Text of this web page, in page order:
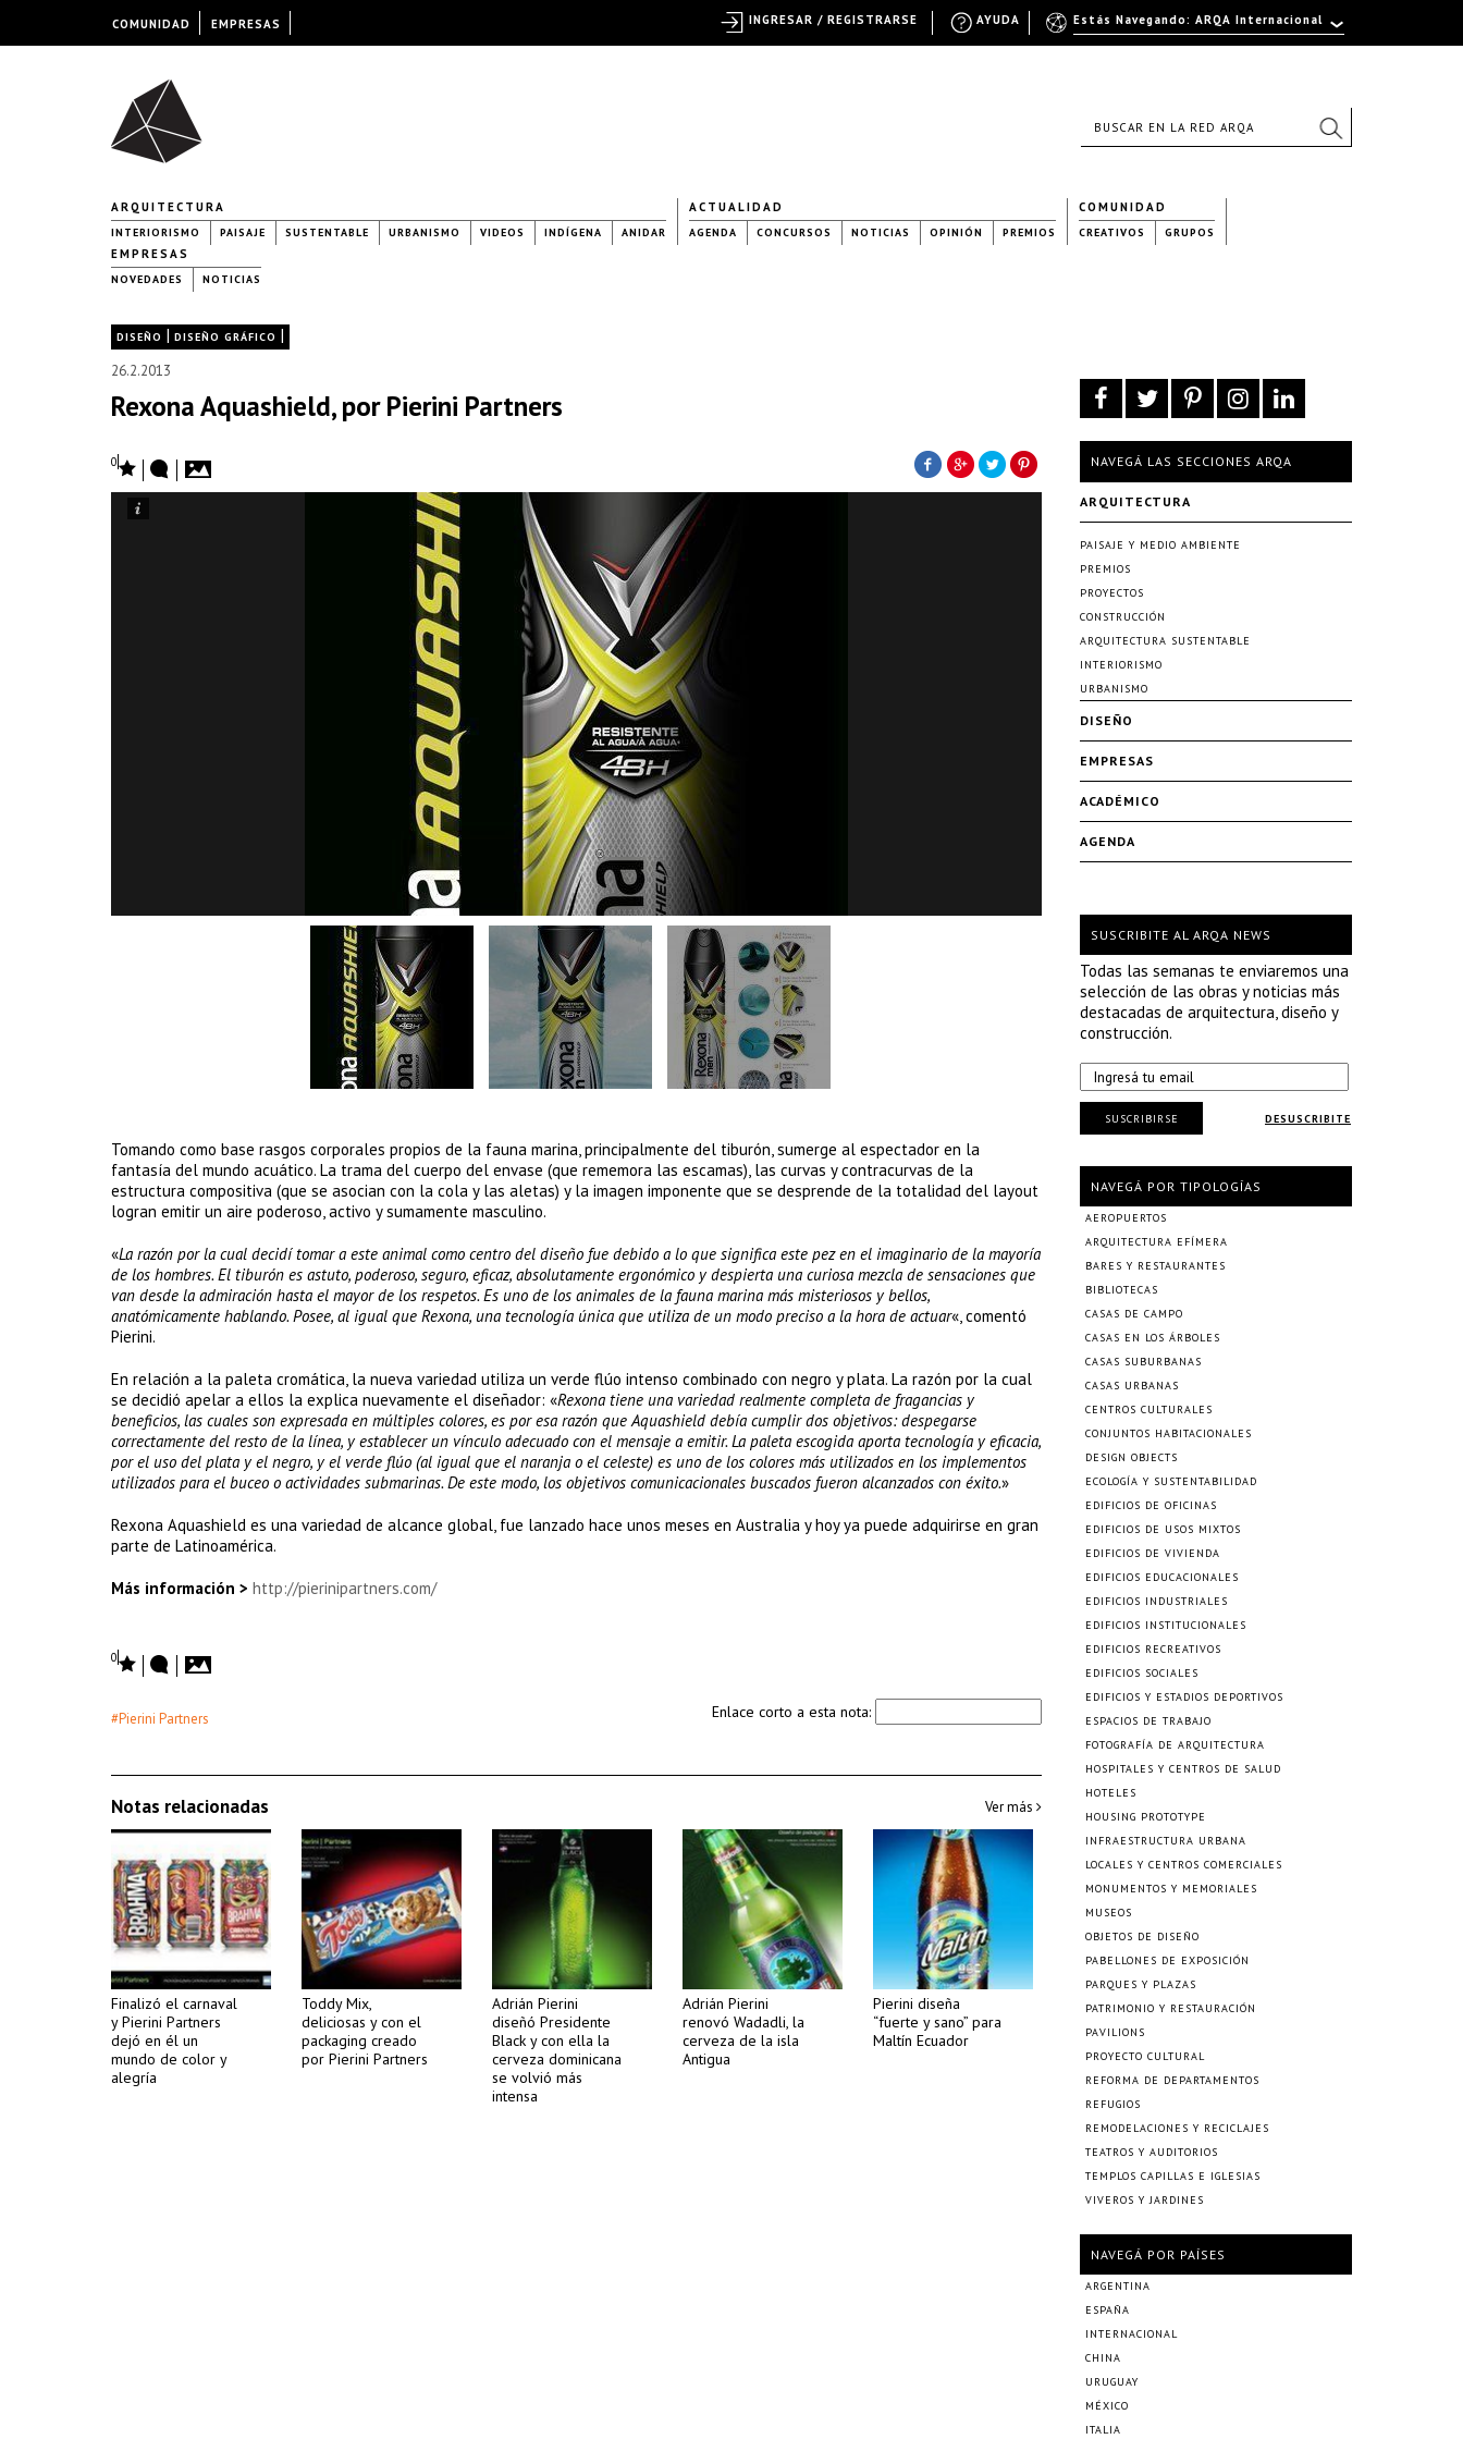
ARQUITECTURA
INTERIORISMO PAISAJE SUSTENTABLE URBANISMO VIDEOS INDÍGENA ANIDAR
ACTUALIDAD
AGENDA CONCURSOS NOTICIAS OPINIÓN PREMIOS
COMUNIDAD
CREATIVOS GRUPOS
EMPRESAS
NOVEDADES NOTICIAS
DISEÑO | DISEÑO GRÁFICO |
26.2.2013
Rexona Aquashield, por Pierini Partners
0
Tomando como base rasgos corporales propios de la fauna marina, principalmente del tiburón, sumerge al espectador en la
fantasía del mundo acuático. La trama del cuerpo del envase (que rememora las escamas), las curvas y contracurvas de la
estructura compositiva (que se asocian con la cola y las aletas) y la imagen imponente que se desprende de la totalidad del layout
logran emitir un aire poderoso, activo y sumamente masculino.
«La razón por la cual decidí tomar a este animal como centro del diseño fue debido a lo que significa este pez en el imaginario de la mayoría
de los hombres. El tiburón es astuto, poderoso, seguro, eficaz, absolutamente ergonómico y despierta una curiosa mezcla de sensaciones que
van desde la admiración hasta el mayor de los respetos. Es uno de los animales de la fauna marina más misteriosos y bellos,
anatómicamente hablando. Posee, al igual que Rexona, una tecnología única que utiliza de un modo preciso a la hora de actuar«, comentó
Pierini.
En relación a la paleta cromática, la nueva variedad utiliza un verde flúo intenso combinado con negro y plata. La razón por la cual
se decidió apelar a ellos la explica nuevamente el diseñador: «Rexona tiene una variedad realmente completa de fragancias y
beneficios, las cuales son expresada en múltiples colores, es por esa razón que Aquashield debía cumplir dos objetivos: despegarse
correctamente del resto de la línea, y establecer un vínculo adecuado con el mensaje a emitir. La paleta escogida aporta tecnología y eficacia,
por el uso del plata y el negro, y el verde flúo (al igual que el naranja o el celeste) es uno de los colores más utilizados en los implementos
utilizados para el buceo o actividades submarinas. De este modo, los objetivos comunicacionales buscados fueron alcanzados con éxito.»
Rexona Aquashield es una variedad de alcance global, fue lanzado hace unos meses en Australia y hoy ya puede adquirirse en gran
parte de Latinoamérica.
Más información > http://pierinipartners.com/
0
#Pierini Partners Enlace corto a esta nota:
Notas relacionadas Ver más
Finalizó el carnaval
y Pierini Partners
dejó en él un
mundo de color y
alegría
Toddy Mix,
deliciosas y con el
packaging creado
por Pierini Partners
Adrián Pierini
diseñó Presidente
Black y con ella la
cerveza dominicana
se volvió más
intensa
Adrián Pierini
renovó Wadadli, la
cerveza de la isla
Antigua
Pierini diseña
“fuerte y sano” para
Maltín Ecuador
NAVEGÁ LAS SECCIONES ARQA
ARQUITECTURA
PAISAJE Y MEDIO AMBIENTE
PREMIOS
PROYECTOS
CONSTRUCCIÓN
ARQUITECTURA SUSTENTABLE
INTERIORISMO
URBANISMO
DISEÑO
EMPRESAS
ACADÉMICO
AGENDA
SUSCRIBITE AL ARQA NEWS
Todas las semanas te enviaremos una
selección de las obras y noticias más
destacadas de arquitectura, diseño y
construcción.
DESUSCRIBITE
SUSCRIBIRSE
NAVEGÁ POR TIPOLOGÍAS
AEROPUERTOS
ARQUITECTURA EFÍMERA
BARES Y RESTAURANTES
BIBLIOTECAS
CASAS DE CAMPO
CASAS EN LOS ÁRBOLES
CASAS SUBURBANAS
CASAS URBANAS
CENTROS CULTURALES
CONJUNTOS HABITACIONALES
DESIGN OBJECTS
ECOLOGÍA Y SUSTENTABILIDAD
EDIFICIOS DE OFICINAS
EDIFICIOS DE USOS MIXTOS
EDIFICIOS DE VIVIENDA
EDIFICIOS EDUCACIONALES
EDIFICIOS INDUSTRIALES
EDIFICIOS INSTITUCIONALES
EDIFICIOS RECREATIVOS
EDIFICIOS SOCIALES
EDIFICIOS Y ESTADIOS DEPORTIVOS
ESPACIOS DE TRABAJO
FOTOGRAFÍA DE ARQUITECTURA
HOSPITALES Y CENTROS DE SALUD
HOTELES
HOUSING PROTOTYPE
INFRAESTRUCTURA URBANA
LOCALES Y CENTROS COMERCIALES
MONUMENTOS Y MEMORIALES
MUSEOS
OBJETOS DE DISEÑO
PABELLONES DE EXPOSICIÓN
PARQUES Y PLAZAS
PATRIMONIO Y RESTAURACIÓN
PAVILIONS
PROYECTO CULTURAL
REFORMA DE DEPARTAMENTOS
REFUGIOS
REMODELACIONES Y RECICLAJES
TEATROS Y AUDITORIOS
TEMPLOS CAPILLAS E IGLESIAS
VIVEROS Y JARDINES
NAVEGÁ POR PAÍSES
ARGENTINA
ESPAÑA
INTERNACIONAL
CHINA
URUGUAY
MÉXICO
ITALIA
COMUNIDAD EMPRESAS Estás Navegando: ARQA Internacional
AYUDA
INGRESAR / REGISTRARSE